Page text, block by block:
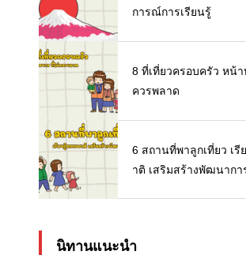
การณ์การเรียนรู้
8 ที่เที่ยวครอบครัว หน้
ควรพลาด
6 สถานที่พาลูกเที่ยว เรี
าติ เสริมสร้างพัฒนากา
นิทานแนะนำ